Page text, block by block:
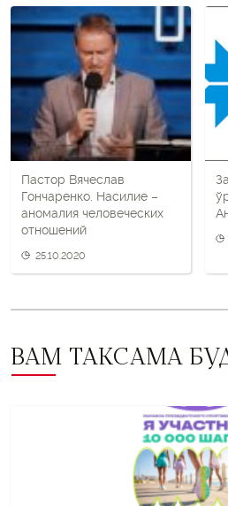
пост
наступны
пост
Пастор Вячеслав
Гончаренко. Насилие –
аномалия человеческих
отношений
25.10.2020
ВАМ ТАКСАМА